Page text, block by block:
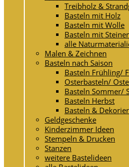
Treibholz &
Basteln mit Holz
Basteln mit Wolle
Basteln mit
alle
Malen & Zeichnen
Basteln nach Saison
Basteln Frühling/
Osterbasteln/
Basteln Sommer/
Basteln Herbst
Basteln &
Geldgeschenke
Kinderzimmer Ideen
Stempeln & Drucken
Stanzen
weitere Bastelideen